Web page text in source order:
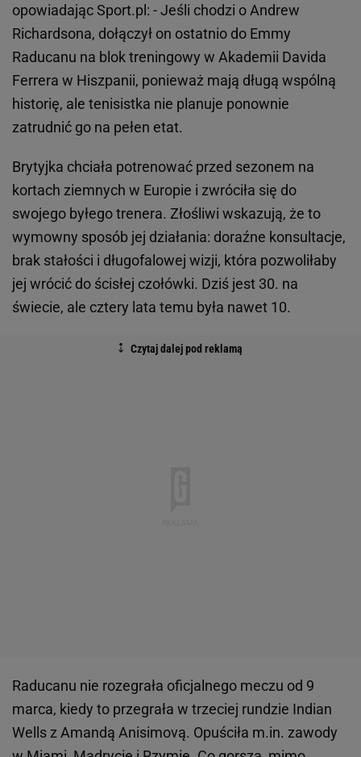
opowiadając Sport.pl: - Jeśli chodzi o Andrew
Richardsona, dołączył on ostatnio do Emmy
Raducanu na blok treningowy w Akademii Davida
Ferrera w Hiszpanii, ponieważ mają długą wspólną
historię, ale tenisistka nie planuje ponownie
zatrudnić go na pełen etat.
Brytyjka chciała potrenować przed sezonem na
kortach ziemnych w Europie i zwróciła się do
swojego byłego trenera. Złośliwi wskazują, że to
wymowny sposób jej działania: doraźne konsultacje,
brak stałości i długofalowej wizji, która pozwoliłaby
jej wrócić do ścisłej czołówki. Dziś jest 30. na
świecie, ale cztery lata temu była nawet 10.
Raducanu nie rozegrała oficjalnego meczu od 9
marca, kiedy to przegrała w trzeciej rundzie Indian
Wells z Amandą Anisimovą. Opuściła m.in. zawody